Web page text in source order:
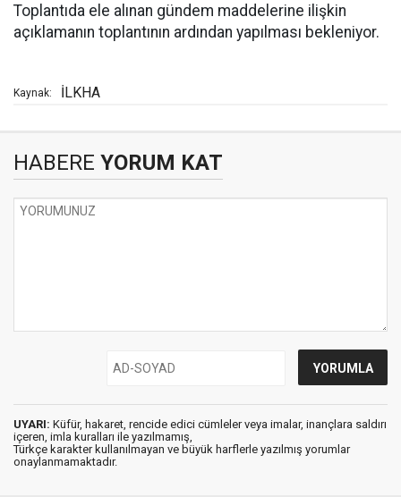
Toplantıda ele alınan gündem maddelerine ilişkin
açıklamanın toplantının ardından yapılması bekleniyor.
Kaynak: İLKHA
HABERE YORUM KAT
UYARI: Küfür, hakaret, rencide edici cümleler veya imalar, inançlara saldırı
içeren, imla kuralları ile yazılmamış,
Türkçe karakter kullanılmayan ve büyük harflerle yazılmış yorumlar
onaylanmamaktadır.